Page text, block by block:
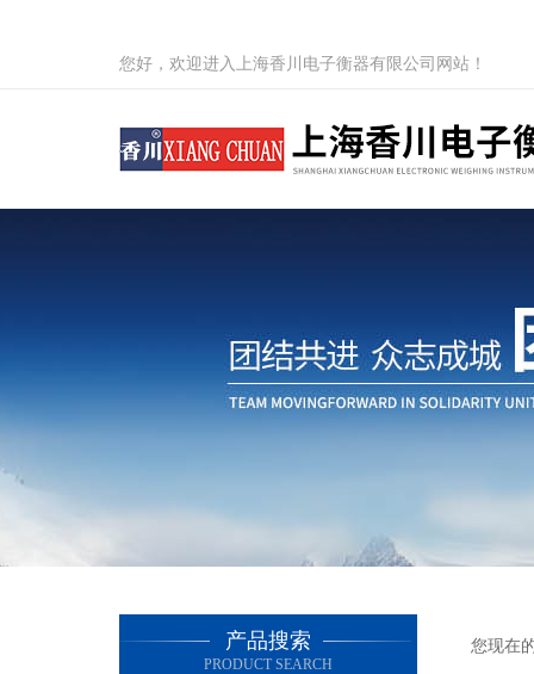
您好，欢迎进入上海香川电子衡器有限公司网站！
产品搜索
PRODUCT SEARCH
您现在